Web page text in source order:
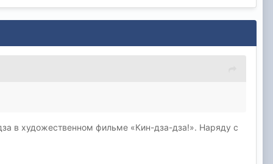
в художественном фильме «Кин-дза-дза!». Наряду с